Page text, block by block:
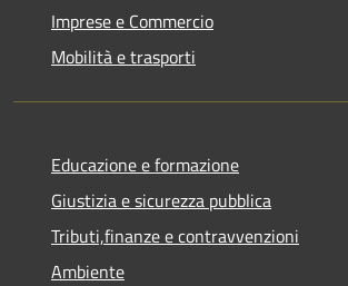
Imprese e Commercio
Mobilità e trasporti
Educazione e formazione
Giustizia e sicurezza pubblica
Tributi,finanze e contravvenzioni
Ambiente